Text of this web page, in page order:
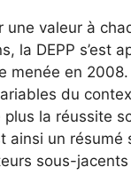
une valeur à
la DEPP s’est
menée en
du
la réussite
ainsi un résumé
sous-jacents